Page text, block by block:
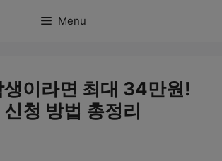
Menu
생이라면 최대 34만원!
청 방법 총정리